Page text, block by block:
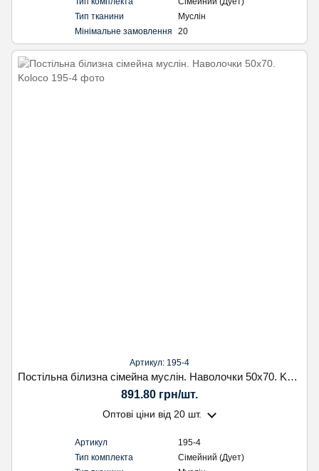
Тип тканини
Муслін
Мінімальне замовлення
20
Артикул: 195-4
Постільна білизна сімейна муслін. Наволочки 50х70. Koloco
891.80 грн/шт.
Оптові ціни від 20 шт.
Артикул
195-4
Тип комплекта
Сімейний (Дует)